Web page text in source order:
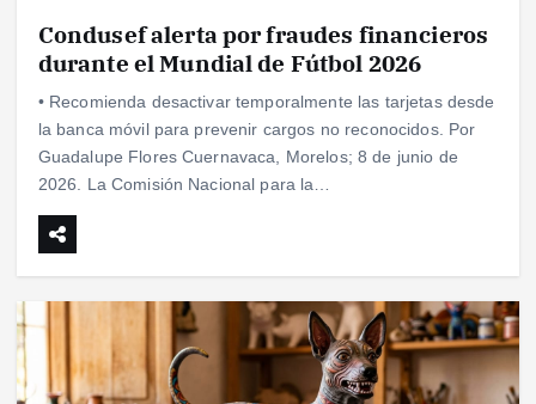
Condusef alerta por fraudes financieros
durante el Mundial de Fútbol 2026
• Recomienda desactivar temporalmente las tarjetas desde
la banca móvil para prevenir cargos no reconocidos. Por
Guadalupe Flores Cuernavaca, Morelos; 8 de junio de
2026. La Comisión Nacional para la…